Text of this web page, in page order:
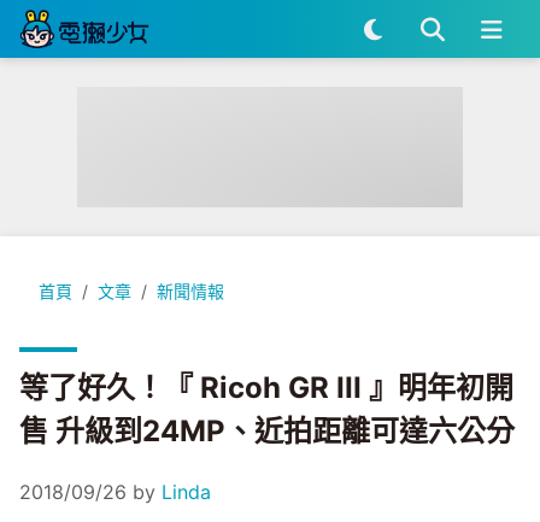
首頁 文章 新聞情報
等了好久！『 Ricoh GR III 』明年初開售 升級到24MP、近拍
等了好久！『 Ricoh GR III 』明年初開
售 升級到24MP、近拍距離可達六公分
2018/09/26 by Linda